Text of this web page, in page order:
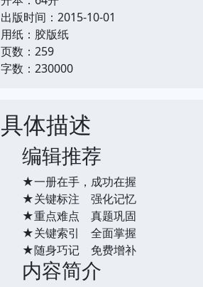
出版时间：2015-10-01
用纸：胶版纸
页数：259
字数：230000
具体描述
编辑推荐
★一册在手，成功在握
★关键标注 强化记忆
★重点难点 真题巩固
★关键索引 全面掌握
★随身巧记 免费增补
内容简介